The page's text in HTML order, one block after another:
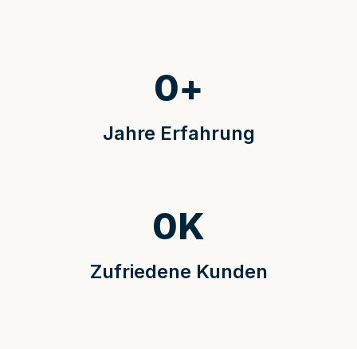
Jahre Erfahrung
0+
Zufriedene Kunden
0K